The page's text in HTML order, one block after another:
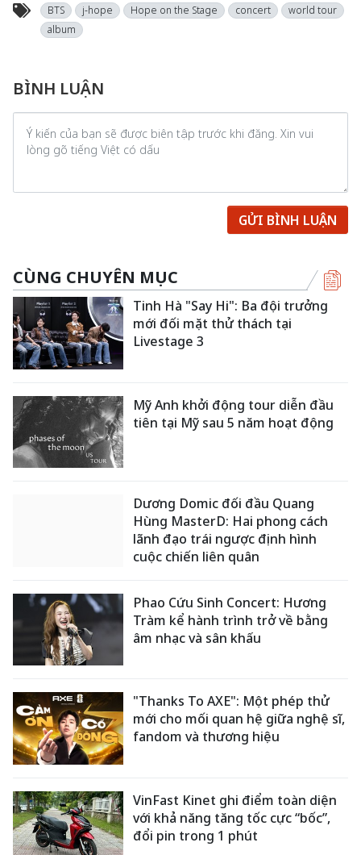
BTS j-hope Hope on the Stage concert
world tour
album
BÌNH LUẬN
GỬI BÌNH LUẬN
CÙNG CHUYÊN MỤC
Tinh Hà "Say Hi": Ba đội trưởng
mới đối mặt thử thách tại
Livestage 3
Mỹ Anh khởi động tour diễn đầu
tiên tại Mỹ sau 5 năm hoạt động
Dương Domic đối đầu Quang
Hùng MasterD: Hai phong cách
lãnh đạo trái ngược định hình
cuộc chiến liên quân
Phao Cứu Sinh Concert: Hương
Tràm kể hành trình trở về bằng
âm nhạc và sân khấu
"Thanks To AXE": Một phép thử
mới cho mối quan hệ giữa nghệ sĩ,
fandom và thương hiệu
VinFast Kinet ghi điểm toàn diện
với khả năng tăng tốc cực “bốc”,
đổi pin trong 1 phút